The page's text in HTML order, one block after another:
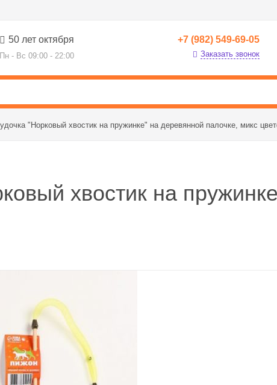
50 лет октября
Пн - Вс 09:00 - 22:00
+7 (982) 549-69-05
Заказать звонок
"Норковый хвостик на пружинке" на деревянной палочке, микс
хвостик на